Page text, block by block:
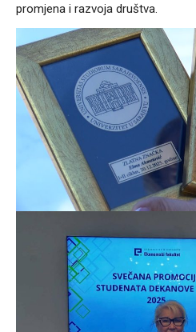
promjena i razvoja društva.